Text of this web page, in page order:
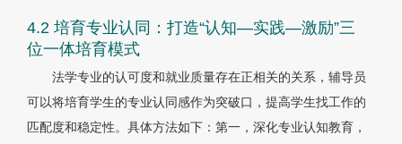
4.2 培育专业认同：打造“认知—实践—激励”三
位一体培育模式
法学专业的认可度和就业质量存在正相关的关系，辅导员
可以将培育学生的专业认同感作为突破口，提高学生找工作的
匹配度和稳定性。具体方法如下：第一，深化专业认知教育，